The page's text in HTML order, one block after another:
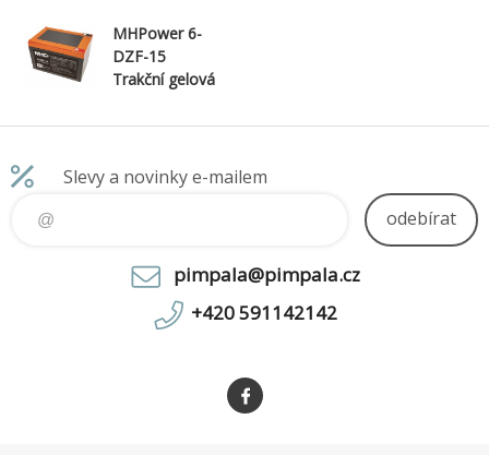
MHPower 6-
DZF-15
Trakční gelová
12V/15Ah,
M5, Deep
Slevy a novinky e-mailem
odebírat
pimpala@pimpala.cz
+420 591142142